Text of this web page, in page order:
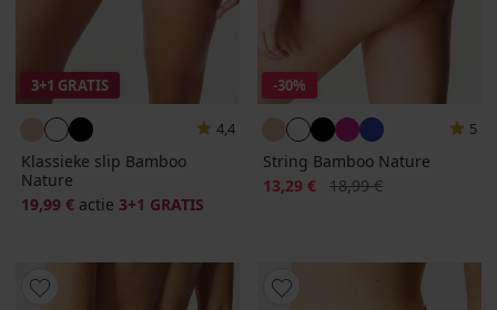
3+1 GRATIS
4,4
Klassieke slip Bamboo
Nature
19,99 € actie 3+1 GRATIS
-30%
5
String Bamboo Nature
Korting
13,29 € Oorspronkelijke prijs
18,99 €